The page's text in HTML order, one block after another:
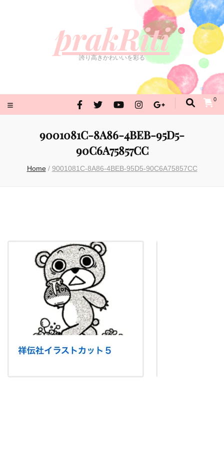
prakRiti
誇り高きかわいいを彩る
0
誇り高きかわいいを彩る
9001081C-8A86-4BEB-95D5-
90C6A75857CC
Home / 9001081C-8A86-4BEB-95D5-90C6A75857CC